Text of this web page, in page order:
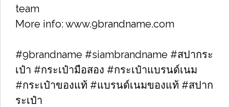
team
More info: www.9brandname.com
#9brandname #siambrandname #สปากระ
เป๋า #กระเป๋ามือสอง #กระเป๋าแบรนด์เนม
#กระเป๋าของแท้ #แบรนด์เนมของแท้ #สปาก
ระเป๋า